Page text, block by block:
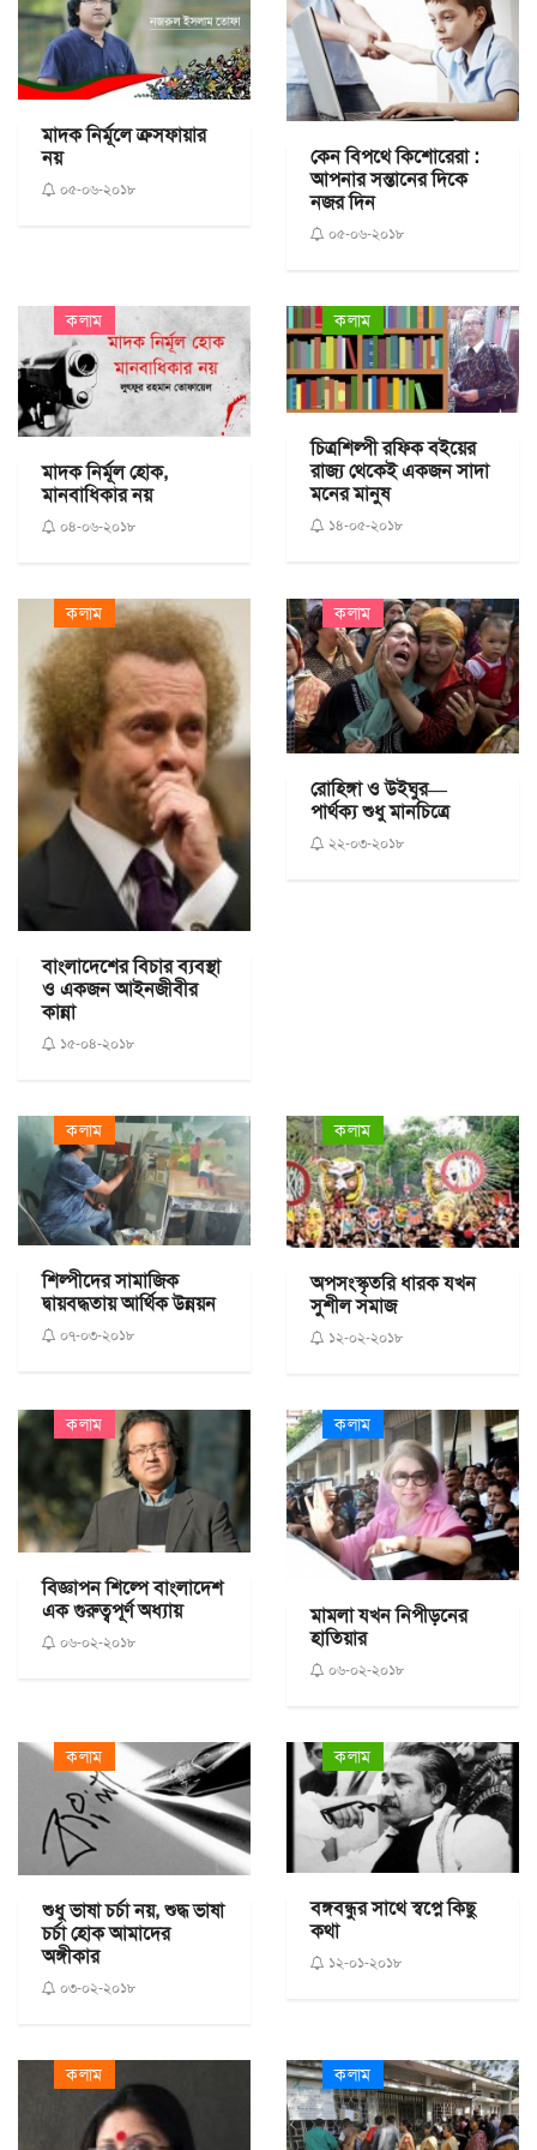
মাদক নির্মূলে ক্রসফায়ার
নয়
০৫-০৬-২০১৮
কেন বিপথে কিশোরেরা :
আপনার সন্তানের দিকে
নজর দিন
০৫-০৬-২০১৮
কলাম
মাদক নির্মূল হোক,
মানবাধিকার নয়
০৪-০৬-২০১৮
কলাম
চিত্রশিল্পী রফিক বইয়ের
রাজ্য থেকেই একজন সাদা
মনের মানুষ
১৪-০৫-২০১৮
কলাম
বাংলাদেশের বিচার ব্যবস্থা
ও একজন আইনজীবীর
কান্না
১৫-০৪-২০১৮
কলাম
রোহিঙ্গা ও উইঘুর—
পার্থক্য শুধু মানচিত্রে
২২-০৩-২০১৮
কলাম
শিল্পীদের সামাজিক
দ্বায়বদ্ধতায় আর্থিক উন্নয়ন
০৭-০৩-২০১৮
কলাম
অপসংস্কৃতরি ধারক যখন
সুশীল সমাজ
১২-০২-২০১৮
কলাম
বিজ্ঞাপন শিল্পে বাংলাদেশ
এক গুরুত্বপূর্ণ অধ্যায়
০৬-০২-২০১৮
কলাম
মামলা যখন নিপীড়নের
হাতিয়ার
০৬-০২-২০১৮
কলাম
শুধু ভাষা চর্চা নয়, শুদ্ধ ভাষা
চর্চা হোক আমাদের
অঙ্গীকার
০৩-০২-২০১৮
কলাম
বঙ্গবন্ধুর সাথে স্বপ্নে কিছু
কথা
১২-০১-২০১৮
কলাম কলাম